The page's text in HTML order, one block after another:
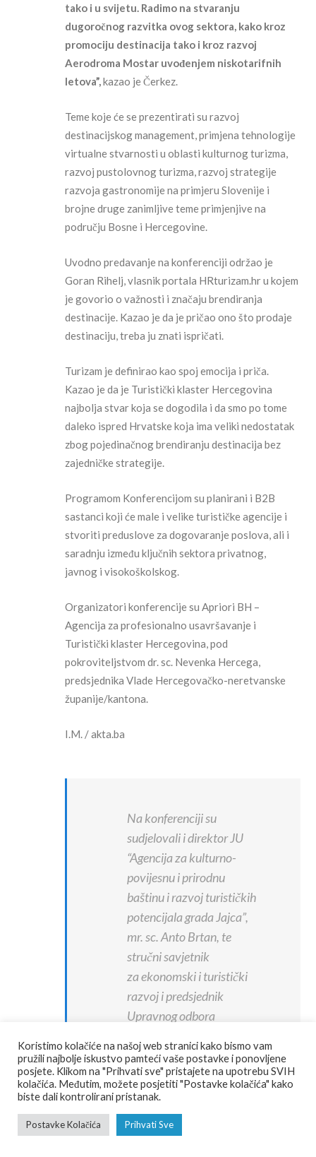
tako i u svijetu. Radimo na stvaranju
dugoročnog razvitka ovog sektora, kako kroz
promociju destinacija tako i kroz razvoj
Aerodroma Mostar uvođenjem niskotarifnih
letova”, kazao je Čerkez.
Teme koje će se prezentirati su razvoj
destinacijskog management, primjena tehnologije
virtualne stvarnosti u oblasti kulturnog turizma,
razvoj pustolovnog turizma, razvoj strategije
razvoja gastronomije na primjeru Slovenije i
brojne druge zanimljive teme primjenjive na
području Bosne i Hercegovine.
Uvodno predavanje na konferenciji održao je
Goran Rihelj, vlasnik portala HRturizam.hr u kojem
je govorio o važnosti i značaju brendiranja
destinacije. Kazao je da je pričao ono što prodaje
destinaciju, treba ju znati ispričati.
Turizam je definirao kao spoj emocija i priča.
Kazao je da je Turistički klaster Hercegovina
najbolja stvar koja se dogodila i da smo po tome
daleko ispred Hrvatske koja ima veliki nedostatak
zbog pojedinačnog brendiranju destinacija bez
zajedničke strategije.
Programom Konferencijom su planirani i B2B
sastanci koji će male i velike turističke agencije i
stvoriti preduslove za dogovaranje poslova, ali i
saradnju između ključnih sektora privatnog,
javnog i visokoškolskog.
Organizatori konferencije su Apriori BH –
Agencija za profesionalno usavršavanje i
Turistički klaster Hercegovina, pod
pokroviteljstvom dr. sc. Nevenka Hercega,
predsjednika Vlade Hercegovačko-neretvanske
županije/kantona.
I.M. / akta.ba
Na konferenciji su
sudjelovali i direktor JU
“Agencija za kulturno-
povijesnu i prirodnu
baštinu i razvoj turističkih
potencijala grada Jajca”,
mr. sc. Anto Brtan, te
stručni savjetnik
za ekonomski i turistički
razvoj i predsjednik
Upravnog odbora
Bila je ovo prigoda iz prve
ruke čuti iskustva
eminentnih stručnjaka iz
oblasti turizma iz BiH i
susjednih zemalja, te
Koristimo kolačiće na našoj web stranici kako bismo vam
pružili najbolje iskustvo pamteći vaše postavke i ponovljene
posjete. Klikom na "Prihvati sve" pristajete na upotrebu SVIH
kolačića. Međutim, možete posjetiti "Postavke kolačića" kako
biste dali kontrolirani pristanak.
Postavke Kolačića Prihvati Sve